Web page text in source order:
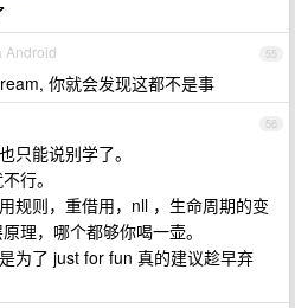
55
Android
你就会发现这都不是事
56
只能说别学了。
行。
规则，重借用，nll ，生命周期的变
理，哪个都够你喝一壶。
为了 just for fun 真的建议趁早弃